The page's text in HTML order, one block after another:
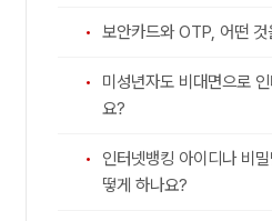
보안카드와 OTP, 어떤
미성년자도 비대면으로
요?
인터넷뱅킹 아이디나 비
떻게 하나요?